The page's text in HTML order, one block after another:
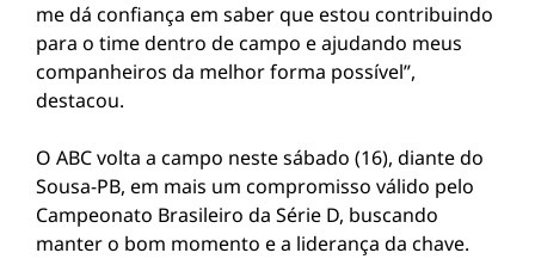
me dá confiança em saber que estou contribuindo
para o time dentro de campo e ajudando meus
companheiros da melhor forma possível”,
destacou.
O ABC volta a campo neste sábado (16), diante do
Sousa-PB, em mais um compromisso válido pelo
Campeonato Brasileiro da Série D, buscando
manter o bom momento e a liderança da chave.